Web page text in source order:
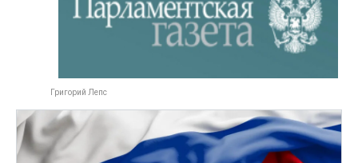
Григорий Лепс